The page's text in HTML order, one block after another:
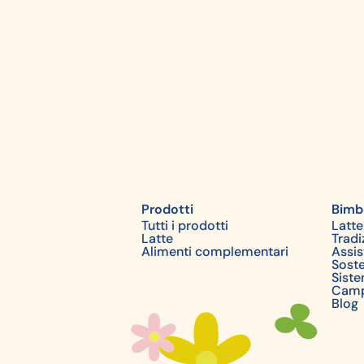
Prodotti
Tutti i prodotti
Latte
Alimenti complementari
Blog